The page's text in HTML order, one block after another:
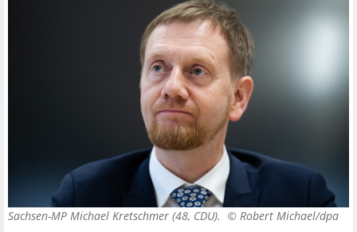
Sachsen-MP Michael Kretschmer (48, CDU). © Robert Michael/dpa